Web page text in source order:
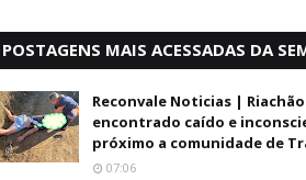
POSTAGENS MAIS ACESSADAS DA
Reconvale Noticias |
encontrado caído e
próximo a comunidade de
07:06